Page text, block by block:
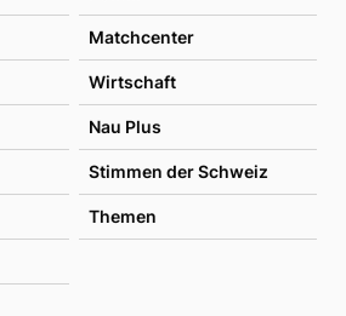
Matchcenter
Wirtschaft
Nau Plus
Stimmen der Schweiz
Themen